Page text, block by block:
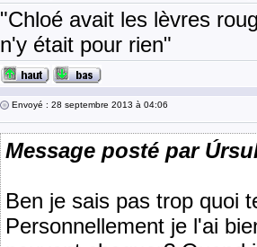
"Chloé avait les lèvres
n'y était pour rien"
Envoyé : 28 septembre 2013 à 04:06
Message posté par
Ben je sais pas trop quoi
Personnellement je l'ai